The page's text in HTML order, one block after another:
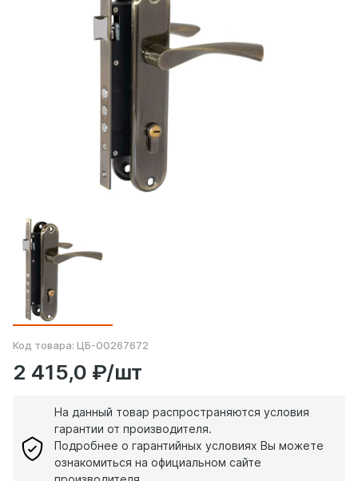
Код товара: ЦБ-00267672
2 415,0 ₽/шт
На данный товар распространяются условия
гарантии от производителя.
Подробнее о гарантийных условиях Вы можете
ознакомиться на официальном сайте